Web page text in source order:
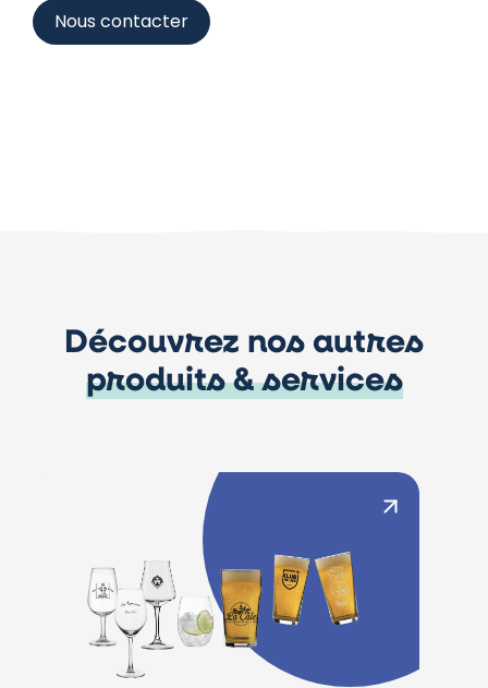
Nous contacter
Découvrez nos autres
produits & services